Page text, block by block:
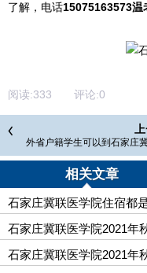
了解，电话15075163573温
阅读:333 评论:0
外省户籍学生可以到石家庄
学院读
相关文章
石家庄冀联医学院住宿都
石家庄冀联医学院2021年
石家庄冀联医学院2021年